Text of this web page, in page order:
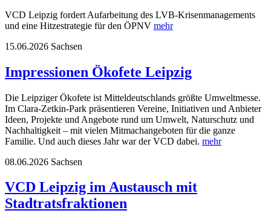
VCD Leipzig fordert Aufarbeitung des LVB-Krisenmanagements
und eine Hitzestrategie für den ÖPNV mehr
15.06.2026 Sachsen
Impressionen Ökofete Leipzig
Die Leipziger Ökofete ist Mitteldeutschlands größte Umweltmesse.
Im Clara-Zetkin-Park präsentieren Vereine, Initiativen und Anbieter
Ideen, Projekte und Angebote rund um Umwelt, Naturschutz und
Nachhaltigkeit – mit vielen Mitmachangeboten für die ganze
Familie. Und auch dieses Jahr war der VCD dabei. mehr
08.06.2026 Sachsen
VCD Leipzig im Austausch mit
Stadtratsfraktionen